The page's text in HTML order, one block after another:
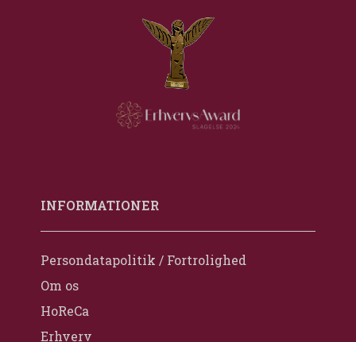
INFORMATIONER
Persondatapolitik / Fortrolighed
Om os
HoReCa
Erhverv